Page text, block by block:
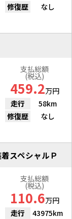
修復歴
なし
支払総額
(税込)
459.2万円
走行
58km
修復歴
なし
スペシャルＰ
支払総額
(税込)
110.6万円
走行
43975km